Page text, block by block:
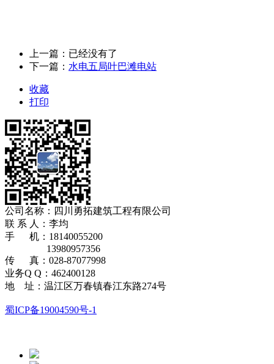
上一篇：已经没有了
下一篇： 水电五局叶巴滩电站
收藏
打印
公司名称：四川勇拓建筑工程有限公司
​联 系 人：李均
手 机：18140055200
13980957356
传 真：028-87077998
业务Q Q：462400128
地 址：温江区万春镇春江东路274号
蜀ICP备19004590号-1